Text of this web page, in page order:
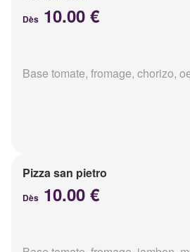
Dès 10.00 €
Base tomate, fromage, chorizo,
Pizza san pietro
Dès 10.00 €